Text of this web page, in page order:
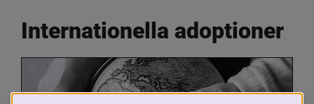
Internationella adoptioner